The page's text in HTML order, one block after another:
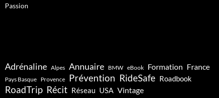
Passion
Adrénaline Alpes Annuaire BMW eBook Formation France
Pays Basque Provence Prévention RideSafe Roadbook
RoadTrip Récit Réseau USA Vintage